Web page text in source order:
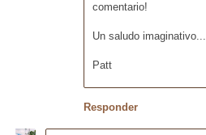
comentario!
Un saludo imaginativo...
Patt
Responder